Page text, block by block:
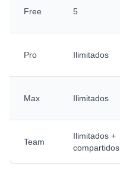
Free 5
Pro Ilimitados
Max Ilimitados
Team
Ilimitados +
compartidos